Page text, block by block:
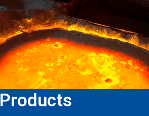
Products